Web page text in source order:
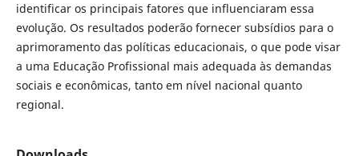
identificar os principais fatores que influenciaram essa
evolução. Os resultados poderão fornecer subsídios para o
aprimoramento das políticas educacionais, o que pode visar
a uma Educação Profissional mais adequada às demandas
sociais e econômicas, tanto em nível nacional quanto
regional.